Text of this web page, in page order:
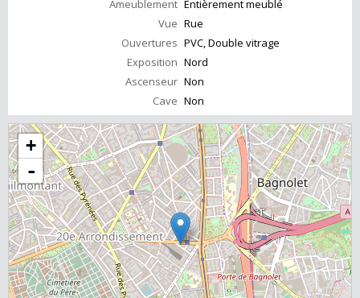
Ameublement Entièrement meublé
Vue Rue
Ouvertures PVC, Double vitrage
Exposition Nord
Ascenseur Non
Cave Non
+
-